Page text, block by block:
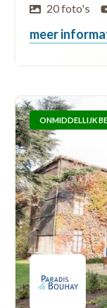
20 foto's
meer
ONMIDDELLIJK